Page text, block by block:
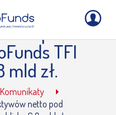
roku
pod
TFI
mld zł.
Komunikaty
netto pod